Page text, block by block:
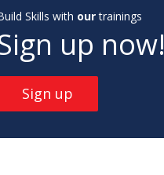
Skills with ourtrainings
up now!
Sign up